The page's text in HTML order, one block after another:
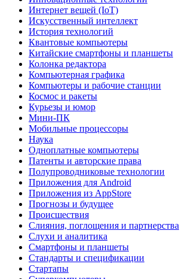
Интернет вещей (IoT)
Искусственный интеллект
История технологий
Квантовые компьютеры
Китайские смартфоны и планшеты
Колонка редактора
Компьютерная графика
Компьютеры и рабочие станции
Космос и ракеты
Курьезы и юмор
Мини-ПК
Мобильные процессоры
Наука
Одноплатные компьютеры
Патенты и авторские права
Полупроводниковые технологии
Приложения для Android
Приложения из AppStore
Прогнозы и будущее
Происшествия
Слияния, поглощения и партнерства
Слухи и аналитика
Смартфоны и планшеты
Стандарты и спецификации
Стартапы